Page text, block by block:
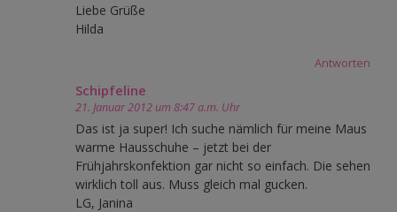
Liebe Grüße
Hilda
Antworten
Schipfeline
21. Januar 2012 um 8:47 a.m. Uhr
Das ist ja super! Ich suche nämlich für meine Maus
warme Hausschuhe – jetzt bei der
Frühjahrskonfektion gar nicht so einfach. Die sehen
wirklich toll aus. Muss gleich mal gucken.
LG, Janina